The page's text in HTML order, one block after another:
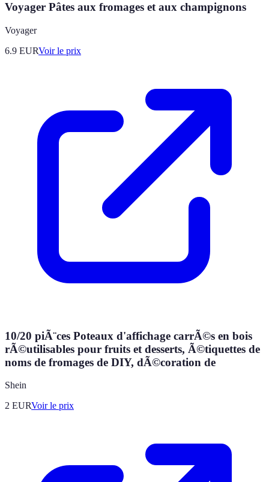
Voyager Pâtes aux fromages et aux champignons
Voyager
6.9 EURVoir le prix
10/20 piÃ¨ces Poteaux d'affichage carrÃ©s en bois
rÃ©utilisables pour fruits et desserts, Ã©tiquettes de
noms de fromages de DIY, dÃ©coration de
Shein
2 EURVoir le prix